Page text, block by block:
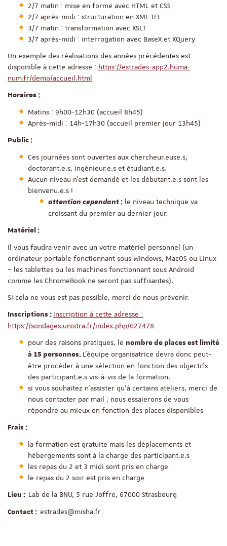
2/7 matin : mise en forme avec HTML et CSS
2/7 après-midi : structuration en XML-TEI
3/7 matin : transformation avec XSLT
3/7 après-midi : interrogation avec BaseX et XQuery
Un exemple des réalisations des années précédentes est
disponible à cette adresse : https://estrades-app2.huma-
num.fr/demo/accueil.html
Horaires :
Matins : 9h00-12h30 (accueil 8h45)
Après-midi : 14h-17h30 (accueil premier jour 13h45)
Public :
Ces journées sont ouvertes aux chercheur.euse.s,
doctorant.e.s, ingénieur.e.s et étudiant.e.s.
Aucun niveau n’est demandé et les débutant.e.s sont les
bienvenu.e.s !
attention cependant: le niveau technique va
croissant du premier au dernier jour.
Matériel :
Il vous faudra venir avec un votre matériel personnel (un
ordinateur portable fonctionnant sous Windows, MacOS ou Linux
– les tablettes ou les machines fonctionnant sous Android
comme les ChromeBook ne seront pas suffisantes).
Si cela ne vous est pas possible, merci de nous prévenir.
Inscriptions : Inscription à cette adresse :
https://sondages.unistra.fr/index.php/627478
pour des raisons pratiques, le nombre de places est limité
à 15 personnes. L’équipe organisatrice devra donc peut-
être procéder à une sélection en fonction des objectifs
des participant.e.s vis-à-vis de la formation.
si vous souhaitez n’assister qu’à certains ateliers, merci de
nous contacter par mail ; nous essaierons de vous
répondre au mieux en fonction des places disponibles
Frais :
la formation est gratuite mais les déplacements et
hébergements sont à la charge des participant.e.s
les repas du 2 et 3 midi sont pris en charge
le repas du 2 soir est pris en charge
Lieu : Lab de la BNU, 5 rue Joffre, 67000 Strasbourg
Contact : estrades@misha.fr